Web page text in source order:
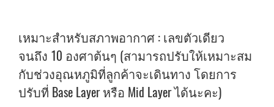
เหมาะสำหรับสภาพอากาศ : เลขตัวเดียว
จนถึง 10 องศาต้นๆ (สามารถปรับให้เหมาะสม
กับช่วงอุณหภูมิที่ลูกค้าจะเดินทาง โดยการ
ปรับที่ Base Layer หรือ Mid Layer ได้นะคะ)